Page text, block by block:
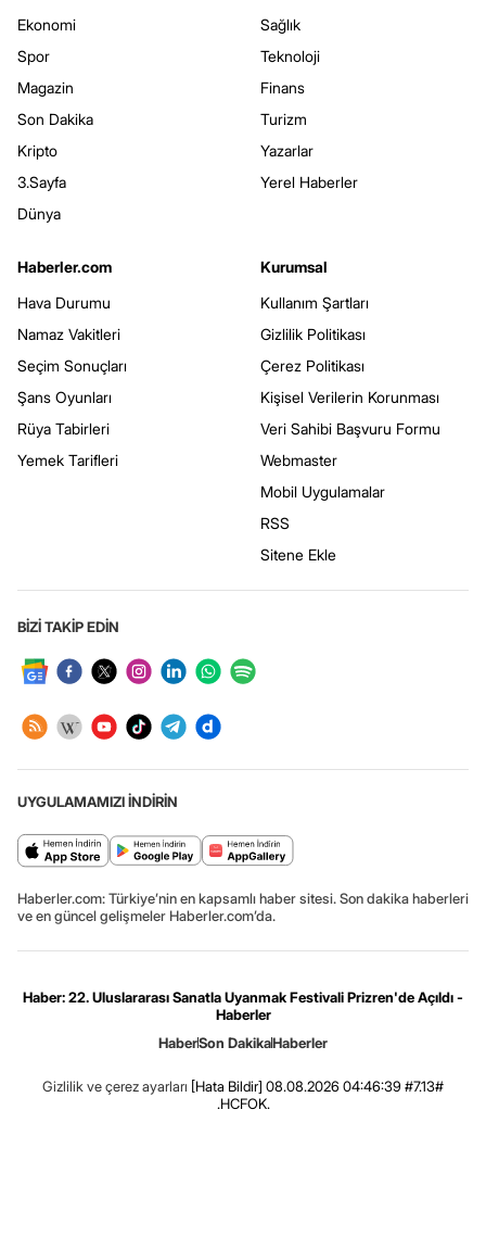
Ekonomi
Spor
Magazin
Son Dakika
Kripto
3.Sayfa
Dünya
Sağlık
Teknoloji
Finans
Turizm
Yazarlar
Yerel Haberler
Haberler.com
Hava Durumu
Namaz Vakitleri
Seçim Sonuçları
Şans Oyunları
Rüya Tabirleri
Yemek Tarifleri
Kurumsal
Kullanım Şartları
Gizlilik Politikası
Çerez Politikası
Kişisel Verilerin Korunması
Veri Sahibi Başvuru Formu
Webmaster
Mobil Uygulamalar
RSS
Sitene Ekle
BİZİ TAKİP EDİN
UYGULAMAMIZI İNDİRİN
Haberler.com: Türkiye’nin en kapsamlı haber sitesi. Son dakika haberleri
ve en güncel gelişmeler Haberler.com’da.
Haber: 22. Uluslararası Sanatla Uyanmak Festivali Prizren'de Açıldı -
Haberler
HaberSon DakikaHaberler
Gizlilik ve çerez ayarları [Hata Bildir] 08.08.2026 04:46:39 #7.13#
.HCFOK.